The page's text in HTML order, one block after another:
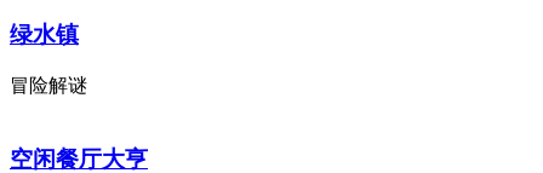
绿水镇
冒险解谜
空闲餐厅大亨